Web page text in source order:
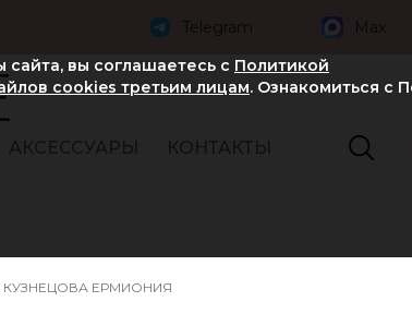
Telegram Max
АКСЕССУАРЫ КОНТАКТЫ
КУЗНЕЦОВА ЕРМИОНИЯ
вы соглашаетесь с Политикой
cookies третьим лицам. Ознакомиться с